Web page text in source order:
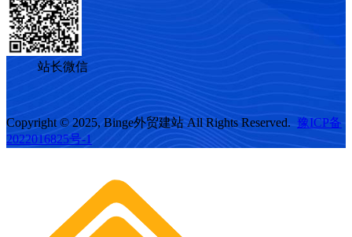
站长微信
Copyright © 2025, Binge外贸建站 All Rights Reserved. 豫ICP备
2022016825号-1